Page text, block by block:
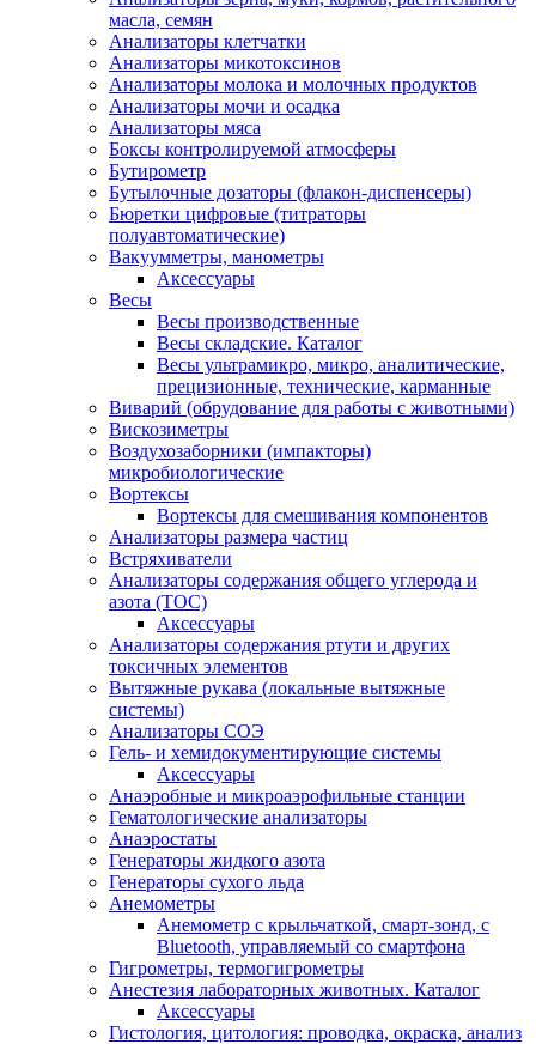
масла, семян
Анализаторы клетчатки
Анализаторы микотоксинов
Анализаторы молока и молочных продуктов
Анализаторы мочи и осадка
Анализаторы мяса
Боксы контролируемой атмосферы
Бутирометр
Бутылочные дозаторы (флакон-диспенсеры)
Бюретки цифровые (титраторы
полуавтоматические)
Вакуумметры, манометры
Аксессуары
Весы
Весы производственные
Весы складские. Каталог
Весы ультрамикро, микро, аналитические,
прецизионные, технические, карманные
Виварий (обрудование для работы с животными)
Вискозиметры
Воздухозаборники (импакторы)
микробиологические
Вортексы
Вортексы для смешивания компонентов
Анализаторы размера частиц
Встряхиватели
Анализаторы содержания общего углерода и
азота (ТОС)
Аксессуары
Анализаторы содержания ртути и других
токсичных элементов
Вытяжные рукава (локальные вытяжные
системы)
Анализаторы СОЭ
Гель- и хемидокументирующие системы
Аксессуары
Анаэробные и микроаэрофильные станции
Гематологические анализаторы
Анаэростаты
Генераторы жидкого азота
Генераторы сухого льда
Анемометры
Анемометр с крыльчаткой, смарт-зонд, с
Bluetooth, управляемый со смартфона
Гигрометры, термогигрометры
Анестезия лабораторных животных. Каталог
Аксессуары
Гистология, цитология: проводка, окраска, анализ